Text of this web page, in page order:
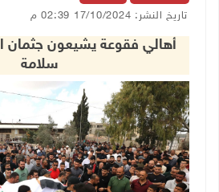
تاريخ النشر: 17/10/2024 02:39 م
أهالي فقوعة يشيعون جثمان
سلامة